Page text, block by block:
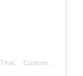
Ein Beitrag geteilt von And Just Like That… Costumes (@andjustlikethatcostumes)